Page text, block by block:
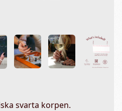
svarta korpen.